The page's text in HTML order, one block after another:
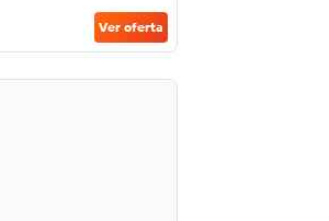
Ver oferta